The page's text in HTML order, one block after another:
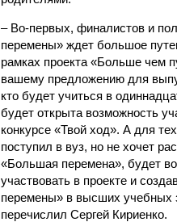
– Во-первых, финалистов и
перемены» ждет большое
рамках проекта «Больше чем
вашему предложению для
кто будет учиться в
будет открыта возможность
конкурсе «Твой ход». А для
поступил в вуз, но не хочет
«Большая перемена», будет
участвовать в проекте и
перемены» в высших учебных
перечислил Сергей Кириенко.